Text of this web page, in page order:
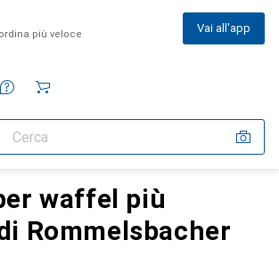
più veloce Vai all'app
waffel più
Rommelsbacher